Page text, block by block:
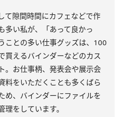
て隙間時間にカフェなどで作
多い私が、「あって良かっ
ことの多い仕事グッズは、100
買えるバインダーなどのカス
。お仕事柄、発表会や展示会
料をいただくことも多くばら
め、バインダーにファイルを
理をしています。